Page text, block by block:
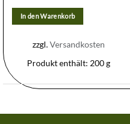
In den Warenkorb
zzgl.Versandkosten
Produkt enthält: 200g